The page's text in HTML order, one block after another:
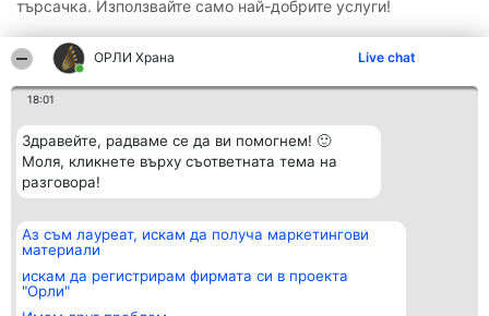
ОРЛИ Храна Live chat
18:01
Здравейте, радваме се да ви помогнем! 🙂
Моля, кликнете върху съответната тема на
разговора!
Аз съм лауреат, искам да получа маркетингови
материали
искам да регистрирам фирмата си в проекта
"Орли"
търсачка. Използвайте само най-добрите услуги!
Организатор на
класиране
BulevardulAleea Timișul De
Sus Nr. 2, Bl. A30, Sc. A, Et.
Класация
всички
Контакти